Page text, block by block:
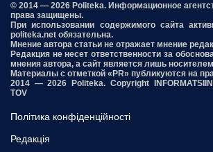
© 2014 — 2026 Politeka. Информационное
права защищены.
При использовании содержимого сайта
politeka.net обязательна.
Мнение автора статьи не отражает мнение
Редакция не несет ответственности за
мнения автора, а сайт является лишь
Материалы с отметкой «PR» публикуются на
2014 — 2026 Politeka. Copyright
TOV
Політика конфіденційності
Редакція